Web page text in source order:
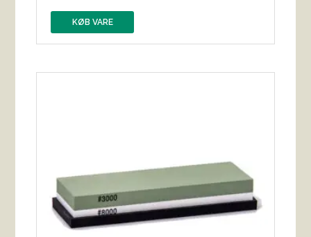
KØB VARE